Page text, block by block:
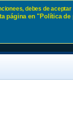
debes de
página en "Política